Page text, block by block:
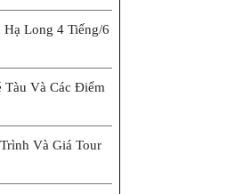
Long 4 Tiếng/6
Tàu Và Các Điểm
Và Giá Tour